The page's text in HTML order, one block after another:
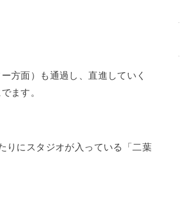
方面）も通過し、直進していく
ます。
りにスタジオが入っている「二葉